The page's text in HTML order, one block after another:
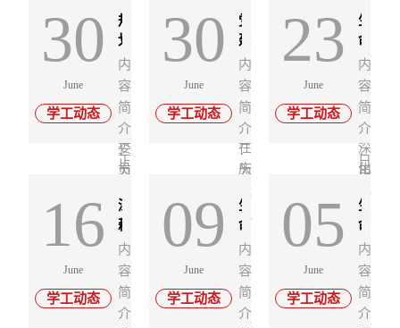
记
对
基
础
教
育
工
作
要
指
示
精
神
第
二
十
届
中
央
委
员
第
三
次
全
体
会
召
开
专
题
学
习
研
讨
议
习
近
平
总
书
记
在
庆
祝
中
国
共
产
党
成
党
委
开
展
庆
祝
中
国
产
党
成
立
105
周
年
5
周
年
，
持
续
深
化
党
建
与
育
人
、
社
践
行
正
确
政
绩
观
学
习
育
学
生
党
员
专
推
进
立
和
践
正
政
绩
观
学
习
教
莹
教
授
为
生
命
科
学
学
院
第
73
期
入
党
积
6
年
月
3
0
，
引
导
入
党
积
极
员
热
党
的
二
十
届
三
全
会
精
神
2
4
年
7
月
1
日
7
月
1
8
日
，
30
June
学工动态
规
划
津
城
蓝
图
守
护
生
态
家
——
生
命
科
内
容
简
介
：
为
祝
中
国
共
产
党
30
June
学工动态
党
建
引
领
践
初
心
科
普
助
农
乡
村
——
生
内
容
简
介
：
为
庆
祝
国
共
产
党
23
June
学工动态
生
命
科
学
学
院
“以
青
春
赴
山
西
部
基
层
内
容
简
介
：
用
一
段
长
的
时
间
16
June
学工动态
深
耕
学
风
强
根
基
内
容
简
介
09
June
学工动态
生
命
科
学
学
院
“青
内
容
简
介
05
June
学工动态
生
命
科
学
学
院
开
内
容
简
介